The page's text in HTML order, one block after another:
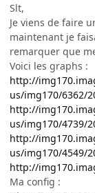
Slt,
Je viens de faire
maintenant je
remarquer que
Voici les graphs :
http://
us/img170/6362/
http://
us/img170/4739/
http://
us/img170/4549/
http://
Ma config :